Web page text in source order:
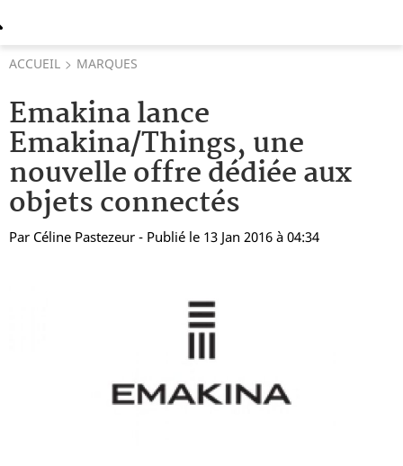
ACCUEIL MARQUES
Emakina lance
Emakina/Things, une
nouvelle offre dédiée aux
objets connectés
Par Céline Pastezeur - Publié le 13 Jan 2016 à 04:34